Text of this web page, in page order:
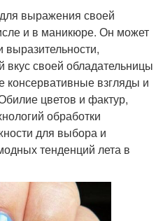
выражения своей
и в маникюре. Он может
выразительности,
вкус своей обладательницы
консервативные взгляды и
цветов и фактур,
обработки
для выбора и
тенденций лета в